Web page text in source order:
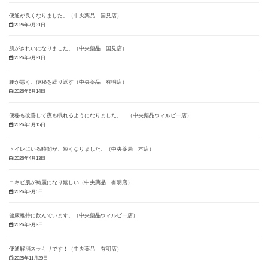
便通が良くなりました。（中央薬品 国見店）
2026年7月31日
肌がきれいになりました。（中央薬品 国見店）
2026年7月31日
腰が悪く、便秘を繰り返す（中央薬品 有明店）
2026年6月14日
便秘も改善して夜も眠れるようになりました。 （中央薬品ウィルビー店）
2026年5月15日
トイレにいる時間が、短くなりました。（中央薬局 本店）
2026年4月13日
ニキビ肌が綺麗になり嬉しい（中央薬品 有明店）
2026年3月5日
健康維持に飲んでいます。（中央薬品ウィルビー店）
2026年3月3日
便通解消スッキリです！（中央薬品 有明店）
2025年11月29日